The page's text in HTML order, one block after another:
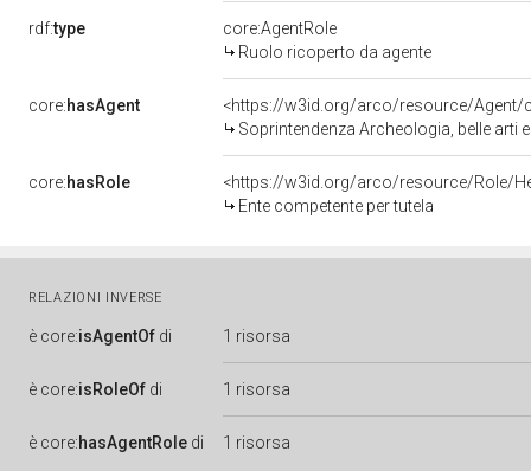
rdf:type
core:AgentRole
Ruolo ricoperto da agente
core:hasAgent
<https://w3id.org/arco/resource/Agent/
Soprintendenza Archeologia, belle arti
core:hasRole
<https://w3id.org/arco/resource/Role/
Ente competente per tutela
RELAZIONI INVERSE
è core:isAgentOf di 1 risorsa
è core:isRoleOf di 1 risorsa
è core:hasAgentRole di 1 risorsa